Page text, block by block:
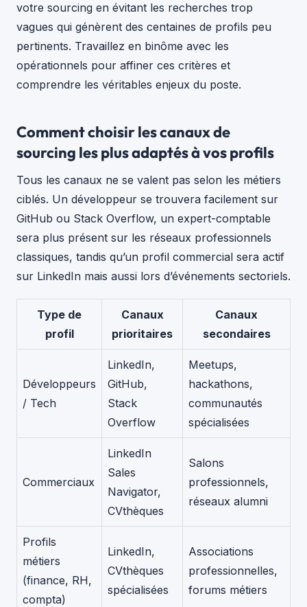
votre sourcing en évitant les recherches trop
vagues qui génèrent des centaines de profils peu
pertinents. Travaillez en binôme avec les
opérationnels pour affiner ces critères et
comprendre les véritables enjeux du poste.
Comment choisir les canaux de
sourcing les plus adaptés à vos profils
Tous les canaux ne se valent pas selon les métiers
ciblés. Un développeur se trouvera facilement sur
GitHub ou Stack Overflow, un expert-comptable
sera plus présent sur les réseaux professionnels
classiques, tandis qu’un profil commercial sera actif
sur LinkedIn mais aussi lors d’événements sectoriels.
Type de
profil
Canaux
prioritaires
Canaux
secondaires
Développeurs
/ Tech
LinkedIn,
GitHub,
Stack
Overflow
Meetups,
hackathons,
communautés
spécialisées
Commerciaux
LinkedIn
Sales
Navigator,
CVthèques
Salons
professionnels,
réseaux alumni
Profils
métiers
(finance, RH,
compta)
LinkedIn,
CVthèques
spécialisées
Associations
professionnelles,
forums métiers